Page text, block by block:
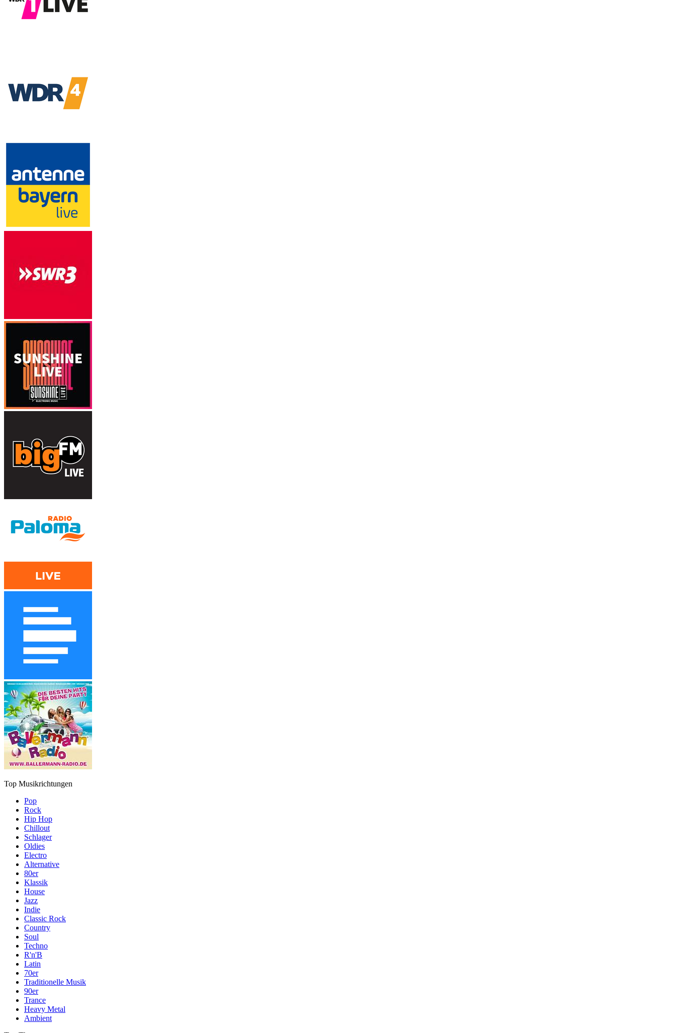
Top Musikrichtungen
Pop
Rock
Hip Hop
Chillout
Schlager
Oldies
Electro
Alternative
80er
Klassik
House
Jazz
Indie
Classic Rock
Country
Soul
Techno
R'n'B
Latin
70er
Traditionelle Musik
90er
Trance
Heavy Metal
Ambient